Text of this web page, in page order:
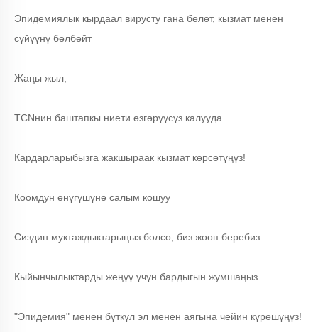
Эпидемиялык кырдаал вирусту гана бөлөт, кызмат менен
сүйүүнү бөлбөйт
Жаңы жыл,
TCNнин баштапкы ниети өзгөрүүсүз калууда
Кардарларыбызга жакшыраак кызмат көрсөтүңүз!
Коомдун өнүгүшүнө салым кошуу
Сиздин муктаждыктарыңыз болсо, биз жооп беребиз
Кыйынчылыктарды жеңүү үчүн бардыгын жумшаңыз
"Эпидемия" менен бүткүл эл менен аягына чейин күрөшүңүз!